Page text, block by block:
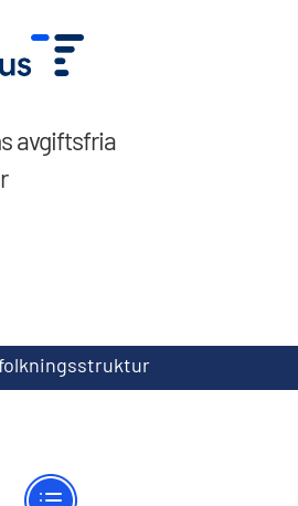
avgiftsfria